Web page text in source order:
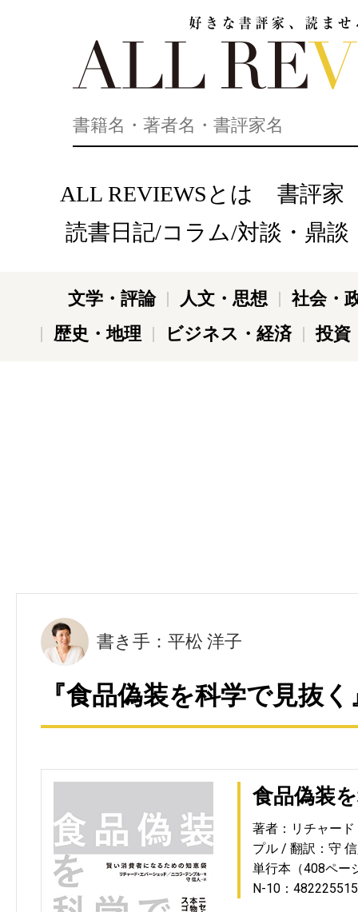
ALL REVIEWSとは
書評家
読書日記/コラム/対談・鼎談
文学・評論 人文・思想
社会・
歴史・地理
ビジネス・経済 投資
書き手：平松 洋子
『食品偽装を科学で見抜
食品偽装
著者：リチャー
プル
翻訳：守
単行本（408ペー
N-10：